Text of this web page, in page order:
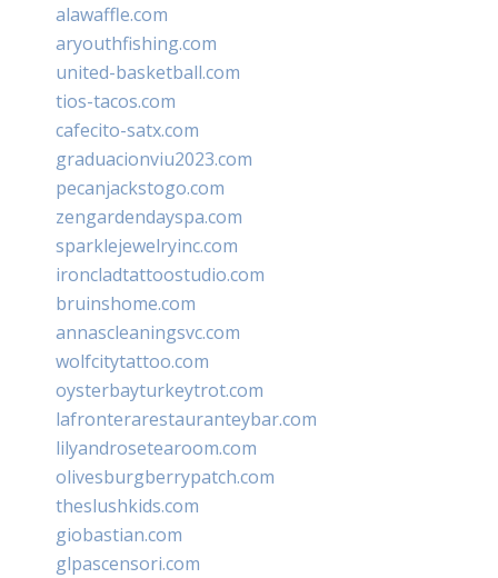
alawaffle.com
aryouthfishing.com
united-basketball.com
tios-tacos.com
cafecito-satx.com
graduacionviu2023.com
pecanjackstogo.com
zengardendayspa.com
sparklejewelryinc.com
ironcladtattoostudio.com
bruinshome.com
annascleaningsvc.com
wolfcitytattoo.com
oysterbayturkeytrot.com
lafronterarestauranteybar.com
lilyandrosetearoom.com
olivesburgberrypatch.com
theslushkids.com
giobastian.com
glpascensori.com